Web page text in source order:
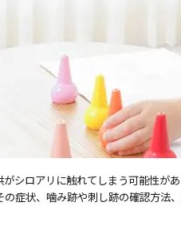
シロアリに触れてしまう可能性が
症状、噛み跡や刺し跡の確認方法